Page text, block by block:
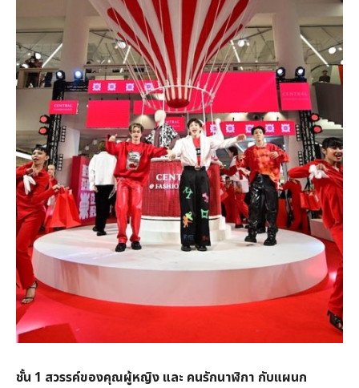
ชั้น 1 สวรรค์ของคุณผู้หญิง และ คนรักนาฬิกา กับแผนก